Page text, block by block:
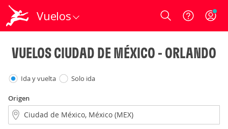
Vuelos Login
VUELOS CIUDAD DE MÉXICO - ORLANDO
Ida y vuelta Solo ida
Origen